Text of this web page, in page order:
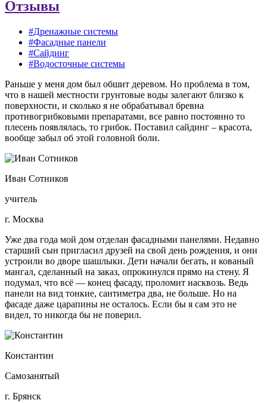
Отзывы
#Дренажные системы
#Фасадные панели
#Сайдинг
#Водосточные системы
Раньше у меня дом был обшит деревом. Но проблема в том,
что в нашей местности грунтовые воды залегают близко к
поверхности, и сколько я не обрабатывал бревна
противогрибковыми препаратами, все равно постоянно то
плесень появлялась, то грибок. Поставил сайдинг – красота,
вообще забыл об этой головной боли.
Иван Сотников
учитель
г. Москва
Уже два года мой дом отделан фасадными панелями. Недавно
старший сын пригласил друзей на свой день рождения, и они
устроили во дворе шашлыки. Дети начали бегать, и кованый
мангал, сделанный на заказ, опрокинулся прямо на стену. Я
подумал, что всё — конец фасаду, проломит насквозь. Ведь
панели на вид тонкие, сантиметра два, не больше. Но на
фасаде даже царапины не осталось. Если бы я сам это не
видел, то никогда бы не поверил.
Константин
Самозанятый
г. Брянск